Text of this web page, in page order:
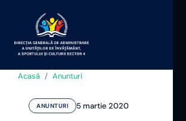
Acasă / Anunturi
ANUNTURI 5 martie 2020